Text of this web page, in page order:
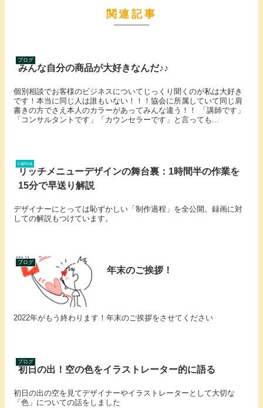
関連記事
ブログ
みんな自分の商品が大好きなんだ♪♪
個別相談でお客様のビジネスについてじっくり聞くのが私は大好き
です！本当に同じ人は誰もいない！！！協会に所属していて同じ肩
書きの方でさえ本人のカラーがあってみんな違う！！ 「講師です」
「コンサルタントです」「カウンセラーです」と言っても...
canva
リッチメニューデザインの舞台裏：1時間半の作業を
15分で早送り解説
デザイナーにとっては恥ずかしい「制作過程」を全公開。録画に対
しての解説もつけています。
ブログ
年末のご挨拶！
2022年がもう終わります！年末のご挨拶をさせてください
ブログ
初日の出！空の色をイラストレーター的に語る
初日の出の空を見てデザイナーやイラストレーターとして大切な
「色」についての話をしました